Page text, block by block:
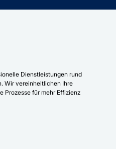
Dienstleistungen rund
Wir vereinheitlichen Ihre
Prozesse für mehr Effizienz